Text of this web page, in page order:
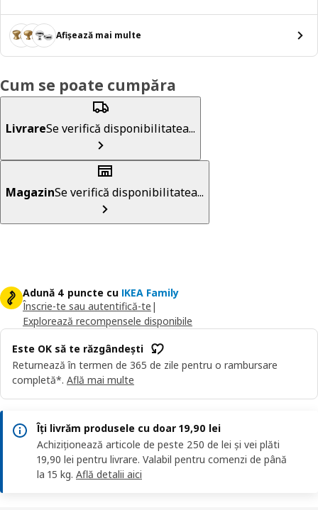
Afișează mai multe
Cum se poate cumpăra
LivrareSe verifică disponibilitatea...
MagazinSe verifică disponibilitatea...
Adună 4 puncte cu IKEA Family
Înscrie-te sau autentifică-te |
Explorează recompensele disponibile
Este OK să te răzgândești
Returnează în termen de 365 de zile pentru o rambursare
completă*. Află mai multe
Îți livrăm produsele cu doar 19,90 lei
Achiziționează articole de peste 250 de lei și vei plăti
19,90 lei pentru livrare. Valabil pentru comenzi de până
la 15 kg. Află detalii aici